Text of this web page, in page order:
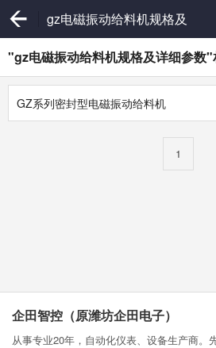
gz电磁振动给料机规格及
详细参数
"gz电磁振动给料机规格及详细参数
GZ系列密封型电磁振动给料机
1
企田智控（原潍坊企田电子）
从事专业20年，自动化仪表、设备生产商。